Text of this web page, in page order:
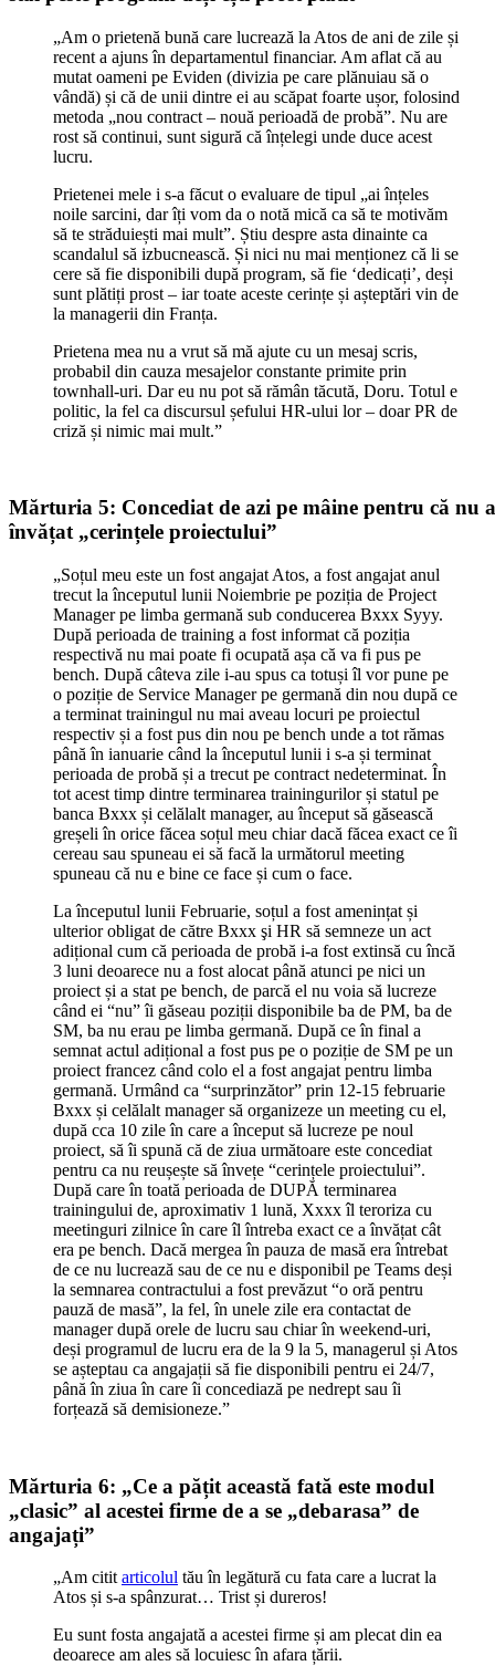
„Am o prietenă bună care lucrează la Atos de ani de zile și
recent a ajuns în departamentul financiar. Am aflat că au
mutat oameni pe Eviden (divizia pe care plănuiau să o
vândă) și că de unii dintre ei au scăpat foarte ușor, folosind
metoda „nou contract – nouă perioadă de probă”. Nu are
rost să continui, sunt sigură că înțelegi unde duce acest
lucru.
Prietenei mele i s-a făcut o evaluare de tipul „ai înțeles
noile sarcini, dar îți vom da o notă mică ca să te motivăm
să te străduiești mai mult”. Știu despre asta dinainte ca
scandalul să izbucnească. Și nici nu mai menționez că li se
cere să fie disponibili după program, să fie ‘dedicați’, deși
sunt plătiți prost – iar toate aceste cerințe și așteptări vin de
la managerii din Franța.
Prietena mea nu a vrut să mă ajute cu un mesaj scris,
probabil din cauza mesajelor constante primite prin
townhall-uri. Dar eu nu pot să rămân tăcută, Doru. Totul e
politic, la fel ca discursul șefului HR-ului lor – doar PR de
criză și nimic mai mult.”
Mărturia 5: Concediat de azi pe mâine pentru că nu a
învățat „cerințele proiectului”
„Soțul meu este un fost angajat Atos, a fost angajat anul
trecut la începutul lunii Noiembrie pe poziția de Project
Manager pe limba germană sub conducerea Bxxx Syyy.
După perioada de training a fost informat că poziția
respectivă nu mai poate fi ocupată așa că va fi pus pe
bench. După câteva zile i-au spus ca totuși îl vor pune pe
o poziție de Service Manager pe germană din nou după ce
a terminat trainingul nu mai aveau locuri pe proiectul
respectiv și a fost pus din nou pe bench unde a tot rămas
până în ianuarie când la începutul lunii i s-a și terminat
perioada de probă și a trecut pe contract nedeterminat. În
tot acest timp dintre terminarea trainingurilor și statul pe
banca Bxxx și celălalt manager, au început să găsească
greșeli în orice făcea soțul meu chiar dacă făcea exact ce îi
cereau sau spuneau ei să facă la următorul meeting
spuneau că nu e bine ce face și cum o face.
La începutul lunii Februarie, soțul a fost amenințat și
ulterior obligat de către Bxxx şi HR să semneze un act
adițional cum că perioada de probă i-a fost extinsă cu încă
3 luni deoarece nu a fost alocat până atunci pe nici un
proiect și a stat pe bench, de parcă el nu voia să lucreze
când ei “nu” îi găseau poziții disponibile ba de PM, ba de
SM, ba nu erau pe limba germană. După ce în final a
semnat actul adițional a fost pus pe o poziție de SM pe un
proiect francez când colo el a fost angajat pentru limba
germană. Urmând ca “surprinzător” prin 12-15 februarie
Bxxx și celălalt manager să organizeze un meeting cu el,
după cca 10 zile în care a început să lucreze pe noul
proiect, să îi spună că de ziua următoare este concediat
pentru ca nu reușește să învețe “cerințele proiectului”.
După care în toată perioada de DUPĂ terminarea
trainingului de, aproximativ 1 lună, Xxxx îl teroriza cu
meetinguri zilnice în care îl întreba exact ce a învățat cât
era pe bench. Dacă mergea în pauza de masă era întrebat
de ce nu lucrează sau de ce nu e disponibil pe Teams deși
la semnarea contractului a fost prevăzut “o oră pentru
pauză de masă”, la fel, în unele zile era contactat de
manager după orele de lucru sau chiar în weekend-uri,
deși programul de lucru era de la 9 la 5, managerul și Atos
se așteptau ca angajații să fie disponibili pentru ei 24/7,
până în ziua în care îi concediază pe nedrept sau îi
forțează să demisioneze.”
Mărturia 6: „Ce a pățit această fată este modul
„clasic” al acestei firme de a se „debarasa” de
angajați”
„Am cititarticolul tău în legătură cu fata care a lucrat la
Atos și s-a spânzurat… Trist și dureros!
Eu sunt fosta angajată a acestei firme și am plecat din ea
deoarece am ales să locuiesc în afara țării.